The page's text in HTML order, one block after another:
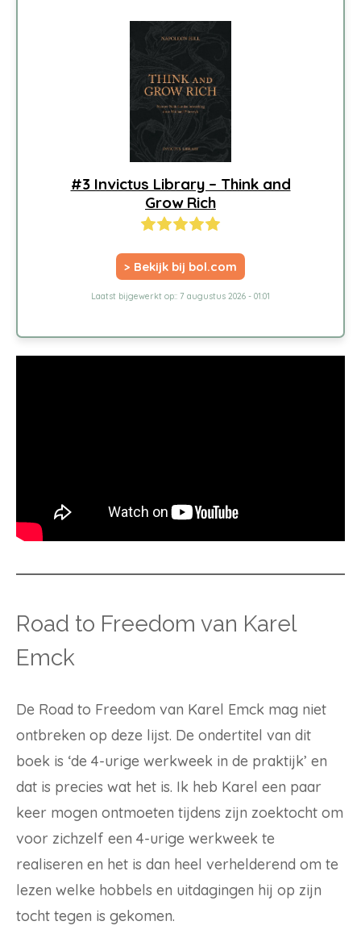
#3 Invictus Library – Think and
Grow Rich
> Bekijk bij bol.com
Laatst bijgewerkt op:: 7 augustus 2026 - 01:01
Road to Freedom van Karel
Emck
De Road to Freedom van Karel Emck mag niet
ontbreken op deze lijst. De ondertitel van dit
boek is ‘de 4-urige werkweek in de praktijk’ en
dat is precies wat het is. Ik heb Karel een paar
keer mogen ontmoeten tijdens zijn zoektocht om
voor zichzelf een 4-urige werkweek te
realiseren en het is dan heel verhelderend om te
lezen welke hobbels en uitdagingen hij op zijn
tocht tegen is gekomen.